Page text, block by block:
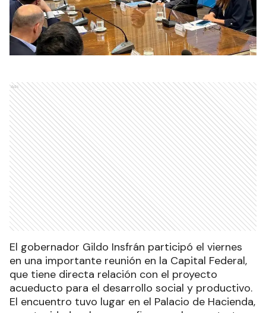
Ads
El gobernador Gildo Insfrán participó el viernes
en una importante reunión en la Capital Federal,
que tiene directa relación con el proyecto
acueducto para el desarrollo social y productivo.
El encuentro tuvo lugar en el Palacio de Hacienda,